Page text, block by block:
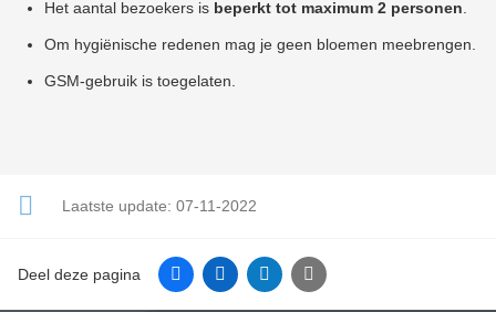
Het aantal bezoekers is beperkt tot maximum 2 personen
Om hygiënische redenen mag je geen bloemen meebrengen.
GSM-gebruik is toegelaten.
Laatste update: 07-11-2022
Deel deze pagina FacebookLinkedinTwitter E-mail